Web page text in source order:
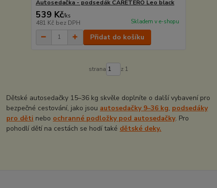
Autosedačka - podsedák CARETERO Leo black
539 Kč/ks
481 Kč bez DPH Skladem v e-shopu
Přidat do košíku
strana z 1
Dětské autosedačky 15–36 kg skvěle doplníte o další vybavení pro
bezpečné cestování, jako jsou autosedačky 9–36 kg, podsedáky
pro děti nebo ochranné podložky pod autosedačky. Pro
pohodlí dětí na cestách se hodí také dětské deky.